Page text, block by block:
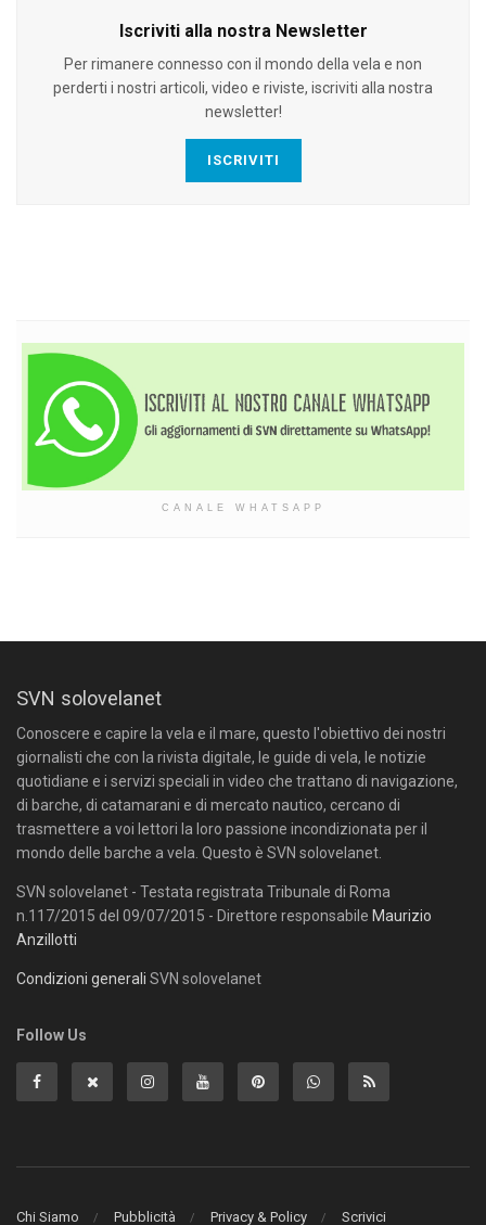
Iscriviti alla nostra Newsletter
Per rimanere connesso con il mondo della vela e non
perderti i nostri articoli, video e riviste, iscriviti alla nostra
newsletter!
ISCRIVITI
CANALE WHATSAPP
SVN solovelanet
Conoscere e capire la vela e il mare, questo l'obiettivo dei nostri
giornalisti che con la rivista digitale, le guide di vela, le notizie
quotidiane e i servizi speciali in video che trattano di navigazione,
di barche, di catamarani e di mercato nautico, cercano di
trasmettere a voi lettori la loro passione incondizionata per il
mondo delle barche a vela. Questo è SVN solovelanet.
SVN solovelanet - Testata registrata Tribunale di Roma
n.117/2015 del 09/07/2015 - Direttore responsabile Maurizio
Anzillotti
Condizioni generali SVN solovelanet
Follow Us
Chi Siamo Pubblicità Privacy & Policy Scrivici